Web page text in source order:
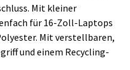
Mit kleiner
für 16-Zoll-Laptops
Mit verstellbaren,
und einem Recycling-